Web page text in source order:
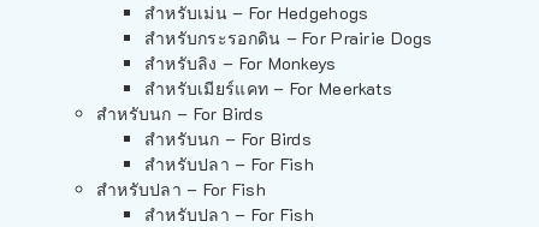
สำหรับเม่น – For Hedgehogs
สำหรับกระรอกดิน – For Prairie Dogs
สำหรับลิง – For Monkeys
สำหรับเมียร์แคท – For Meerkats
สำหรับนก – For Birds
สำหรับนก – For Birds
สำหรับปลา – For Fish
สำหรับปลา – For Fish
สำหรับปลา – For Fish